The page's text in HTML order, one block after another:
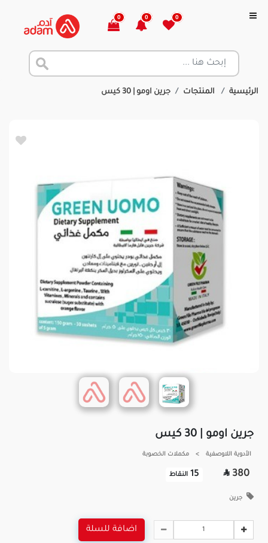
0
0
0
الرئيسية المنتجات جرين اومو | 30 كيس
جرين اومو | 30 كيس
الأدوية اللاوصفية > مكملات الخصوبة
380

15 النقاط
جرين
اضافة للسلة